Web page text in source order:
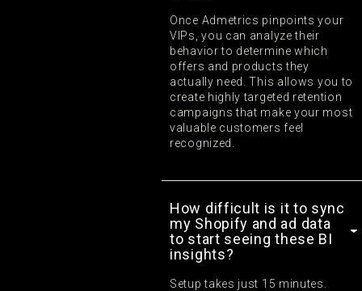
Once Admetrics pinpoints your
VIPs, you can analyze their
behavior to determine which
offers and products they
actually need. This allows you to
create highly targeted retention
campaigns that make your most
valuable customers feel
recognized.
How difficult is it to sync
my Shopify and ad data
to start seeing these BI
insights?
Setup takes just 15 minutes.